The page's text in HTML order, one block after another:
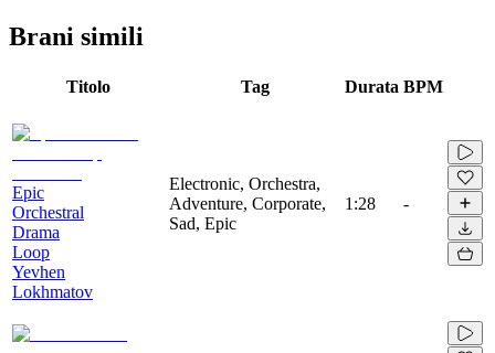
Brani simili
Titolo Tag Durata BPM
Epic
Orchestral
Drama
Loop
Yevhen
Lokhmatov
Electronic, Orchestra,
Adventure, Corporate,
Sad, Epic
1:28 -